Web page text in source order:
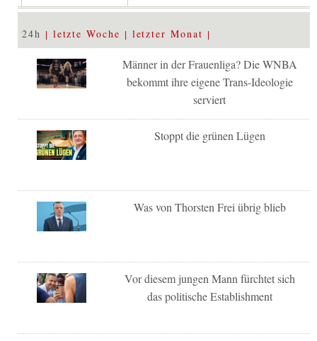
24h letzte Woche letzter Monat
Männer in der Frauenliga? Die WNBA
bekommt ihre eigene Trans-Ideologie
serviert
Stoppt die grünen Lügen
Was von Thorsten Frei übrig blieb
Vor diesem jungen Mann fürchtet sich
das politische Establishment